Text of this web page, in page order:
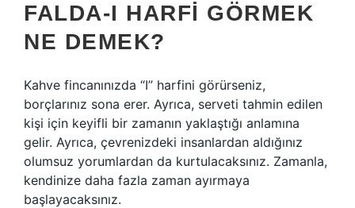
FALDA-I HARFI GÖRMEK
NE DEMEK?
Kahve fincanınızda “I” harfini görürseniz,
borçlarınız sona erer. Ayrıca, serveti tahmin edilen
kişi için keyifli bir zamanın yaklaştığı anlamına
gelir. Ayrıca, çevrenizdeki insanlardan aldığınız
olumsuz yorumlardan da kurtulacaksınız. Zamanla,
kendinize daha fazla zaman ayırmaya
başlayacaksınız.